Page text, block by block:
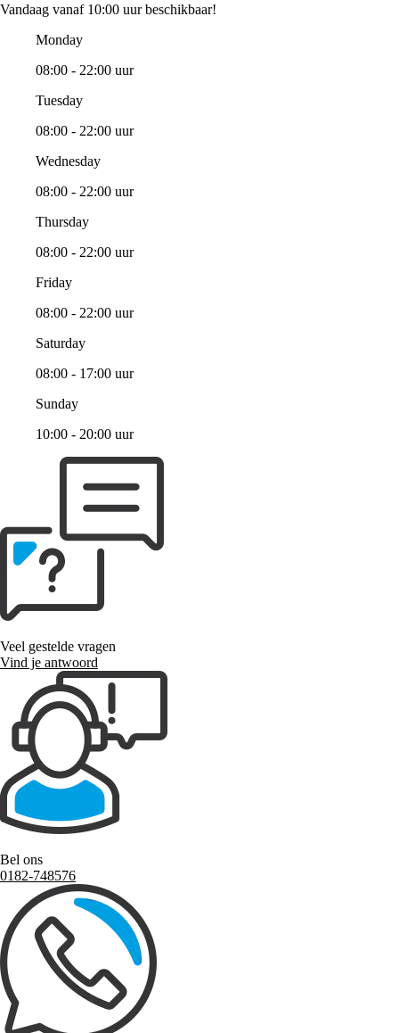
Vandaag vanaf 10:00 uur beschikbaar!
Monday
08:00 - 22:00 uur
Tuesday
08:00 - 22:00 uur
Wednesday
08:00 - 22:00 uur
Thursday
08:00 - 22:00 uur
Friday
08:00 - 22:00 uur
Saturday
08:00 - 17:00 uur
Sunday
10:00 - 20:00 uur
Veel gestelde vragen
Vind je antwoord
Bel ons
0182-748576